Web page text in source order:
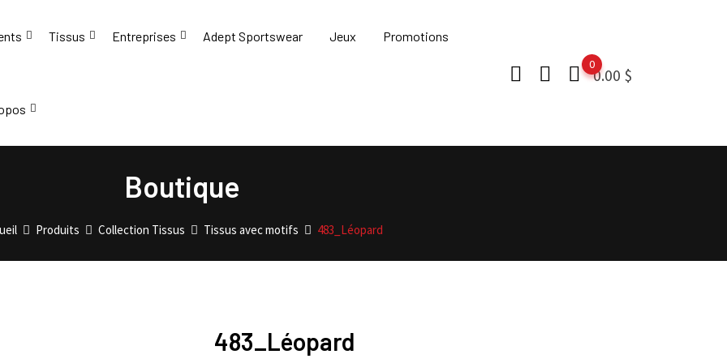
Tissus Entreprises Adept Sportswear Jeux Promotions
0.00 $
0
Boutique
Produits Collection Tissus Tissus avec motifs 483_Léopard
483_Léopard